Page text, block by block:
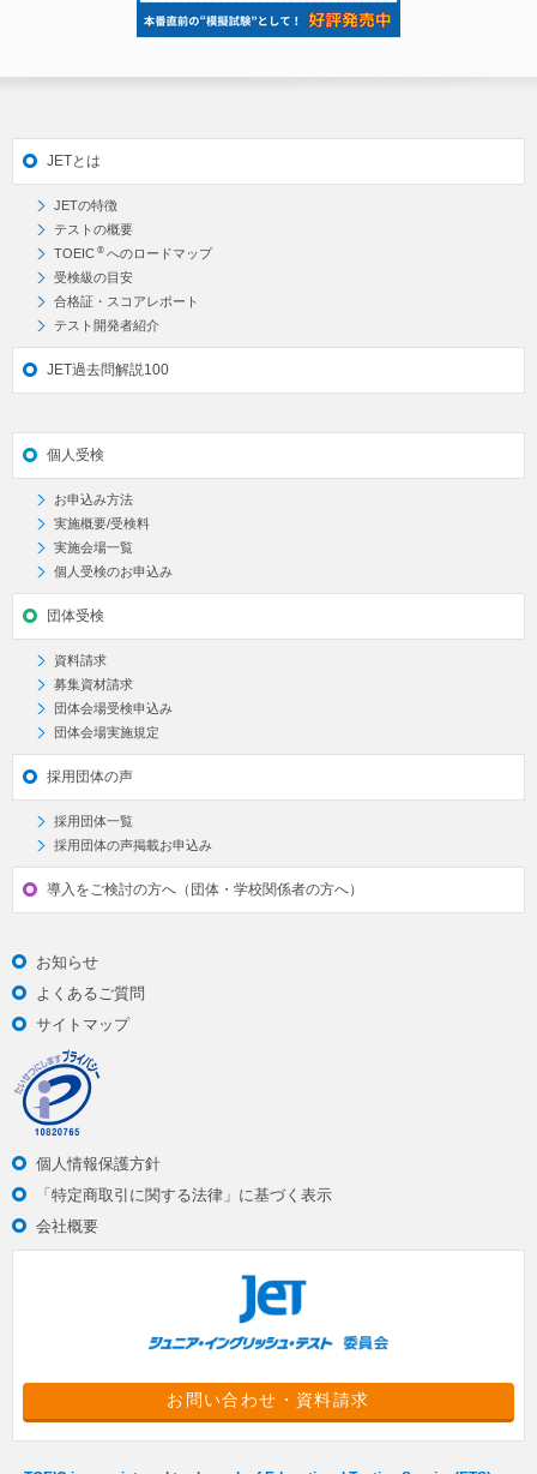
JETとは
JETの特徴
テストの概要
TOEIC ® へのロードマップ
受検級の目安
合格証・スコアレポート
テスト開発者紹介
JET過去問解説100
個人受検
お申込み方法
実施概要/受検料
実施会場一覧
個人受検のお申込み
団体受検
資料請求
募集資材請求
団体会場受検申込み
団体会場実施規定
採用団体の声
採用団体一覧
採用団体の声掲載お申込み
導入をご検討の方へ（団体・学校関係者の方へ）
お知らせ
よくあるご質問
サイトマップ
個人情報保護方針
「特定商取引に関する法律」に基づく表示
会社概要
お問い合わせ・資料請求